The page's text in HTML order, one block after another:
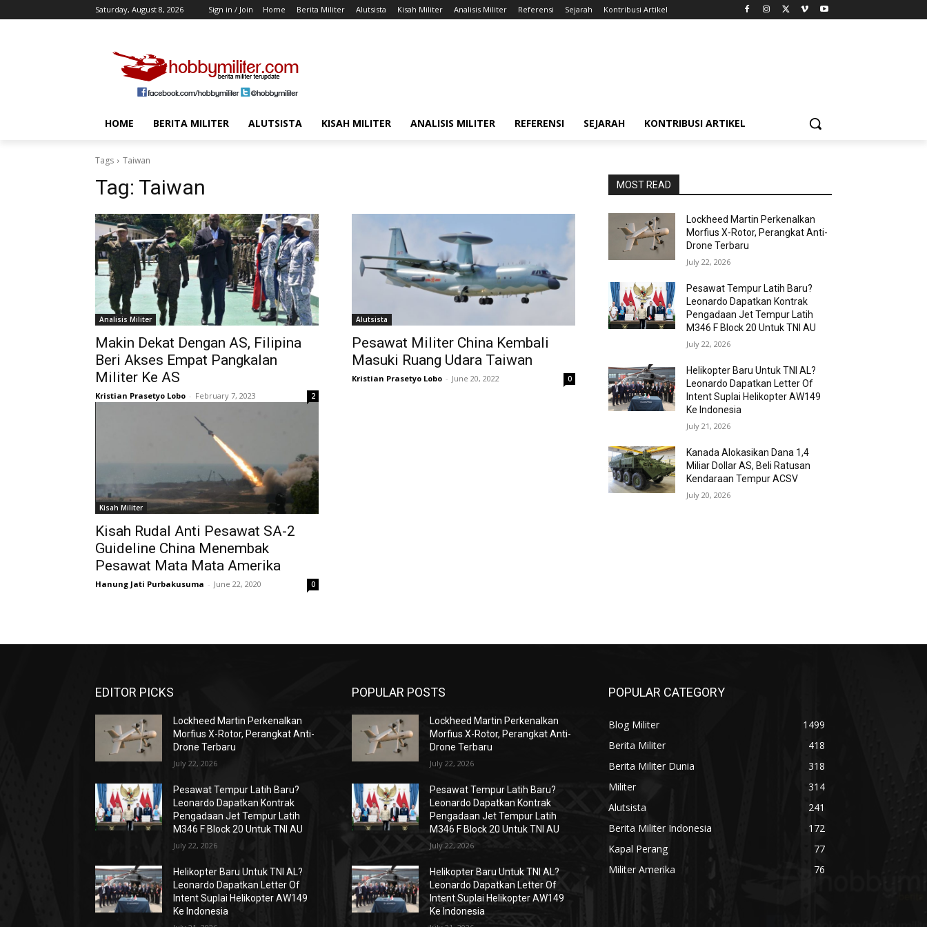
Saturday, August 8, 2026 Sign in / Join Home Berita Militer Alutsista Kisah Militer Analisis Militer Referensi Sejarah Kontribusi Artikel
HOME BERITA MILITER ALUTSISTA KISAH MILITER ANALISIS MILITER REFERENSI SEJARAH KONTRIBUSI ARTIKEL
Tags Taiwan
Tag: Taiwan
Analisis Militer
Makin Dekat Dengan AS, Filipina
Beri Akses Empat Pangkalan
Militer Ke AS
Kristian Prasetyo Lobo - February 7, 2023 2
Alutsista
Pesawat Militer China Kembali
Masuki Ruang Udara Taiwan
Kristian Prasetyo Lobo - June 20, 2022 0
Kisah Militer
Kisah Rudal Anti Pesawat SA-2
Guideline China Menembak
Pesawat Mata Mata Amerika
Hanung Jati Purbakusuma - June 22, 2020 0
MOST READ
Lockheed Martin Perkenalkan
Morfius X-Rotor, Perangkat Anti-
Drone Terbaru
July 22, 2026
Pesawat Tempur Latih Baru?
Leonardo Dapatkan Kontrak
Pengadaan Jet Tempur Latih
M346 F Block 20 Untuk TNI AU
July 22, 2026
Helikopter Baru Untuk TNI AL?
Leonardo Dapatkan Letter Of
Intent Suplai Helikopter AW149
Ke Indonesia
July 21, 2026
Kanada Alokasikan Dana 1,4
Miliar Dollar AS, Beli Ratusan
Kendaraan Tempur ACSV
July 20, 2026
EDITOR PICKS
Lockheed Martin Perkenalkan
Morfius X-Rotor, Perangkat Anti-
Drone Terbaru
July 22, 2026
Pesawat Tempur Latih Baru?
Leonardo Dapatkan Kontrak
Pengadaan Jet Tempur Latih
M346 F Block 20 Untuk TNI AU
July 22, 2026
Helikopter Baru Untuk TNI AL?
Leonardo Dapatkan Letter Of
Intent Suplai Helikopter AW149
Ke Indonesia
POPULAR POSTS
Lockheed Martin Perkenalkan
Morfius X-Rotor, Perangkat Anti-
Drone Terbaru
July 22, 2026
Pesawat Tempur Latih Baru?
Leonardo Dapatkan Kontrak
Pengadaan Jet Tempur Latih
M346 F Block 20 Untuk TNI AU
July 22, 2026
Helikopter Baru Untuk TNI AL?
Leonardo Dapatkan Letter Of
Intent Suplai Helikopter AW149
Ke Indonesia
POPULAR CATEGORY
Blog Militer
1499
Berita Militer
418
Berita Militer Dunia
318
Militer
314
Alutsista
241
Berita Militer Indonesia
172
Kapal Perang
77
Militer Amerika
76